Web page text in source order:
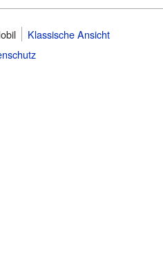
Klassische Ansicht